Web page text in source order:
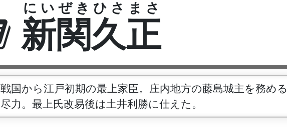
新関久正
にいぜきひさまさ
戦国から江戸初期の最上家臣。庄内地方の藤島城主を務め
尽力。最上氏改易後は土井利勝に仕えた。